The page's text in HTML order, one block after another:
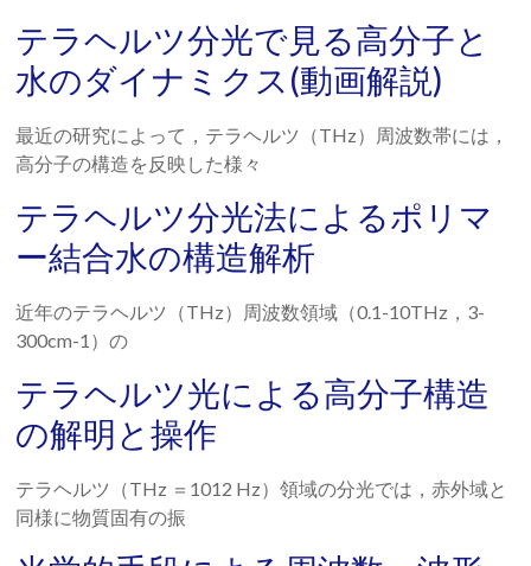
学
研
究
ン
タ
ー
ラ
ヘ
ル
ツ
テラヘルツ分光で見る高分子と
水のダイナミクス(動画解説)
最近の研究によって，テラヘルツ（THz）周波数帯には，
高分子の構造を反映した様々
テラヘルツ分光法によるポリマ
ー結合水の構造解析
近年のテラヘルツ（THz）周波数領域（0.1-10THz，3-
300cm-1）の
テラヘルツ光による高分子構造
の解明と操作
テラヘルツ（THz ＝1012 Hz）領域の分光では，赤外域と
同様に物質固有の振